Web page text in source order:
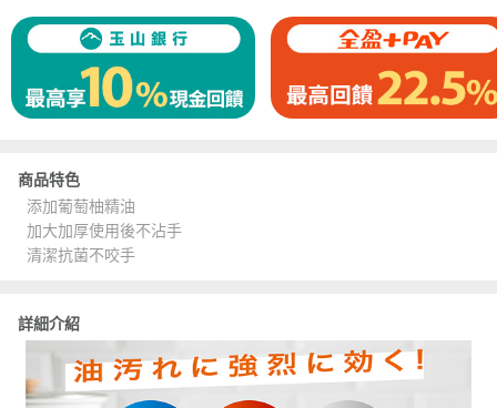
商品特色
添加葡萄柚精油
加大加厚使用後不沾手
清潔抗菌不咬手
詳細介紹